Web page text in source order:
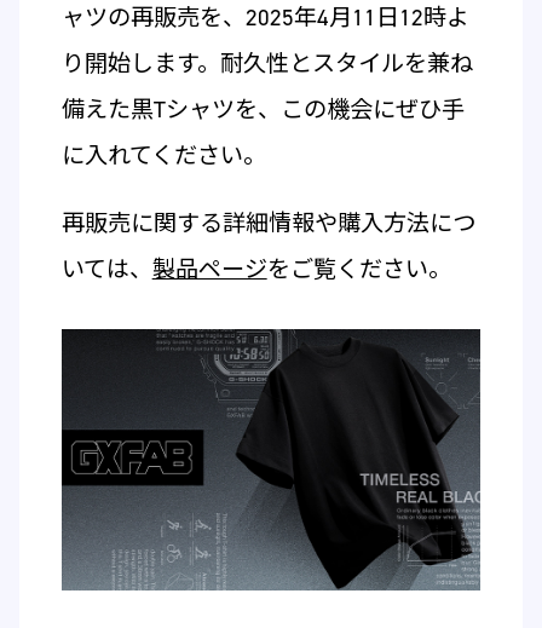
ャツの再販売を、2025年4月11日12時よ
り開始します。耐久性とスタイルを兼ね
備えた黒Tシャツを、この機会にぜひ手
に入れてください。
再販売に関する詳細情報や購入方法につ
いては、 製品ページをご覧ください。